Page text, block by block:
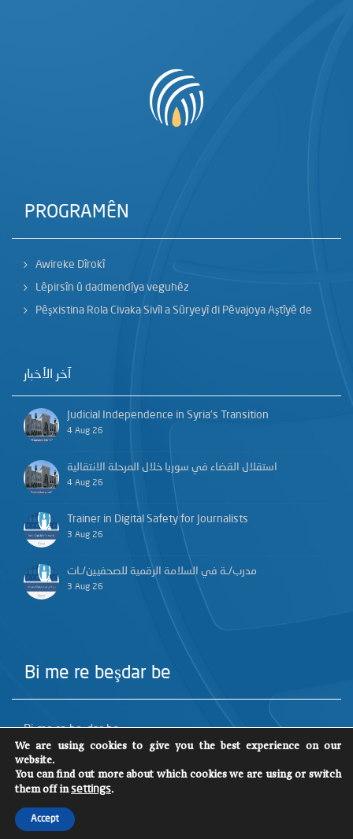
PROGRAMÊN
Awireke Dîrokî
Lêpirsîn û dadmendîya veguhêz
Pêşxistina Rola Civaka Sivîl a Sûryeyî di Pêvajoya Aştîyê de
آخر الأخبار
Judicial Independence in Syria’s Transition
4 Aug 26
استقلال القضاء في سوريا خلال المرحلة الانتقالية
4 Aug 26
Trainer in Digital Safety for Journalists
3 Aug 26
مدرب/ـة في السلامة الرقمية للصحفيين/ـات
3 Aug 26
Bi me re beşdar be
Bi me re beşdar be
We are using cookies to give you the best experience on our
website.
You can find out more about which cookies we are using or switch
them off insettings.
Accept